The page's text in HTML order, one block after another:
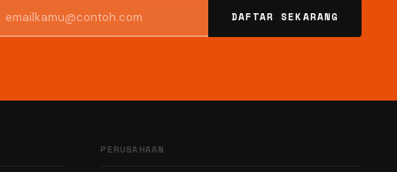
DAFTAR SEKARANG
PERUSAHAAN